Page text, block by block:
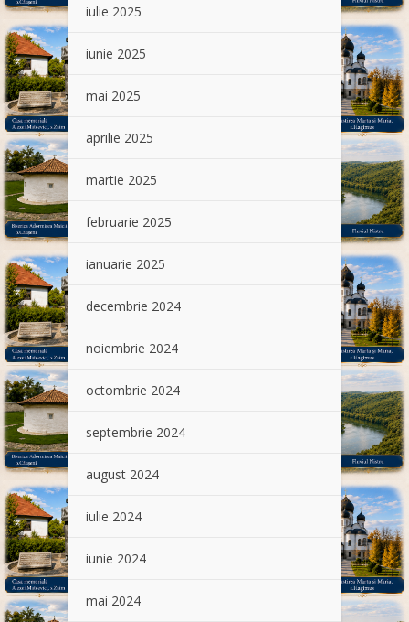
iulie 2025
iunie 2025
mai 2025
aprilie 2025
martie 2025
februarie 2025
ianuarie 2025
decembrie 2024
noiembrie 2024
octombrie 2024
septembrie 2024
august 2024
iulie 2024
iunie 2024
mai 2024